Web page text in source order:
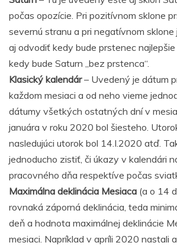
počas opozície. Pri pozitívnom sklone
severnú stranu a pri negatívnom sklone
aj odvodiť kedy bude prstenec
kedy bude Saturn „bez prstenca“.
Klasický kalendár– Uvedený je dátum
každom mesiaci a od neho vieme
dátumy všetkých ostatných dní v
januára v roku 2020 bol šiesteho.
nasledujúci utorok bol 14.I.2020 atď.
jednoducho zistiť, či úkazy v kalendári
pracovného dňa respektíve počas
Maximálna deklinácia Mesiaca (a o 14
rovnaká záporná deklinácia, teda
deň a hodnota maximálnej deklinácie
mesiaci. Napríklad v apríli 2020 nastali